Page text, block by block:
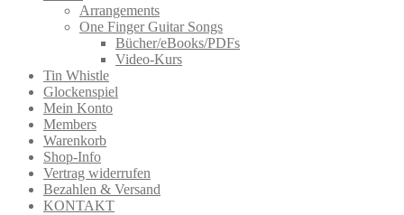
Arrangements
One Finger Guitar Songs
Bücher/eBooks/PDFs
Video-Kurs
Tin Whistle
Glockenspiel
Mein Konto
Members
Warenkorb
Shop-Info
Vertrag widerrufen
Bezahlen & Versand
KONTAKT